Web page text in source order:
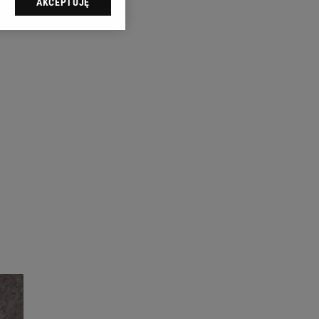
sp. z o.o., jej
swoje preferencje
celów identyfikacji.
reklam i treści,